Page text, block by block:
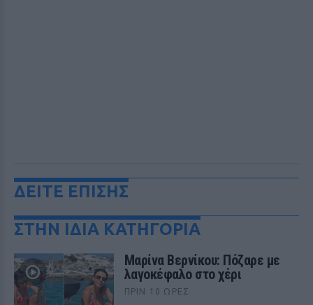
ΔΕΙΤΕ ΕΠΙΣΗΣ
ΣΤΗΝ ΙΔΙΑ ΚΑΤΗΓΟΡΙΑ
Μαρίνα Βερνίκου: Πόζαρε με
λαγοκέφαλο στο χέρι
ΠΡΙΝ 10 ΏΡΕΣ